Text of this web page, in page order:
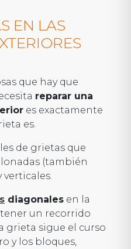
EN LAS
que hay que
reparar una
es exactamente
es.
de grietas que
(también
verticales.
diagonales en la
un recorrido
grieta sigue el curso
y los bloques,